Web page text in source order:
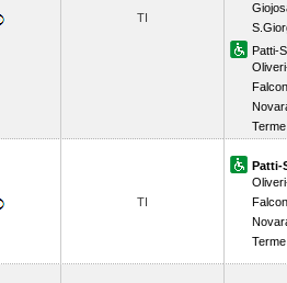
TI
Patti-
TI
Patti-